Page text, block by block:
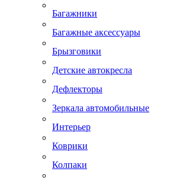
Багажники
Багажные аксессуары
Брызговики
Детские автокресла
Дефлекторы
Зеркала автомобильные
Интерьер
Коврики
Колпаки